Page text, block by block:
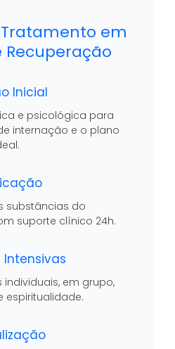
Tratamento em
Recuperação
Inicial
e psicológica para
internação e o plano
substâncias do
suporte clínico 24h.
Intensivas
em grupo,
espiritualidade.